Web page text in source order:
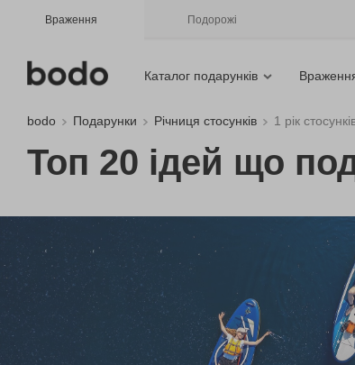
Враження Подорожі
Каталог подарунків
bodo Подарунки Річниця стосунків 1 рік
Топ 20 ідей що